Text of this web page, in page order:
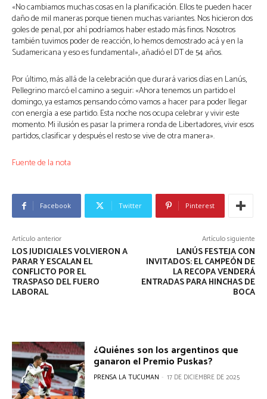
«No cambiamos muchas cosas en la planificación. Ellos te pueden hacer
daño de mil maneras porque tienen muchas variantes. Nos hicieron dos
goles de penal, por ahí podríamos haber estado más finos. Nosotros
también tuvimos poder de reacción, lo hemos demostrado acá y en la
Sudamericana y eso es fundamental», añadió el DT de 54 años.
Por último, más allá de la celebración que durará varios días en Lanús,
Pellegrino marcó el camino a seguir: «Ahora tenemos un partido el
domingo, ya estamos pensando cómo vamos a hacer para poder llegar
con energía a ese partido. Esta noche nos ocupa celebrar y vivir este
momento. Mi ilusión es pasar la primera ronda de Libertadores, vivir esos
partidos, clasificar y después el resto se vive de otra manera».
Fuente de la nota
Facebook Twitter Pinterest
Artículo anterior
LOS JUDICIALES VOLVIERON A
PARAR Y ESCALAN EL
CONFLICTO POR EL
TRASPASO DEL FUERO
LABORAL
Artículo siguiente
LANÚS FESTEJA CON
INVITADOS: EL CAMPEÓN DE
LA RECOPA VENDERÁ
ENTRADAS PARA HINCHAS DE
BOCA
¿Quiénes son los argentinos que
ganaron el Premio Puskas?
PRENSA LA TUCUMAN - 17 DE DICIEMBRE DE 2025